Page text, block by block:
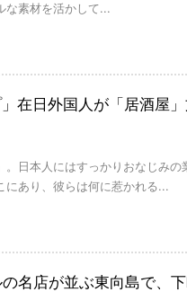
な素材を活かして...
在日外国人が「居酒屋
日本人にはすっかりおなじみの
にあり、彼らは何に惹かれる...
名店が並ぶ東向島で、